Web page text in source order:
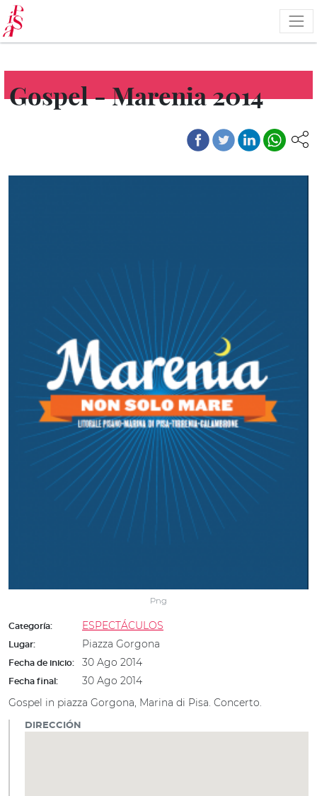
Pasar
al
contenido
principal
Gospel - Marenia 2014
Png
Categoría: ESPECTÁCULOS
Lugar: Piazza Gorgona
Fecha de inicio: 30 Ago 2014
Fecha final:
30 Ago 2014
Gospel in piazza Gorgona, Marina di Pisa. Concerto.
DIRECCIÓN